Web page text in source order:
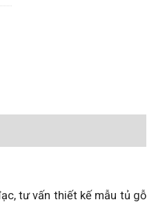
tư vấn thiết kế mẫu tủ gỗ